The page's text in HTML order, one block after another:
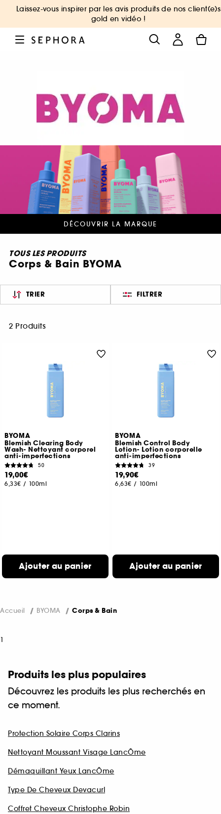
Laissez-vous inspirer par les avis produits de nos client(e)s
gold en vidéo !
DÉCOUVRIR LA MARQUE
TOUS LES PRODUITS
Corps & Bain BYOMA
TRIER FILTRER
2 Produits
BYOMA
Blemish Clearing Body
Wash- Nettoyant corporel
anti-imperfections
50
19,00€
6,33€ / 100ml
Ajouter au panier
BYOMA
Blemish Control Body
Lotion- Lotion corporelle
anti-imperfections
39
19,90€
6,63€ / 100ml
Ajouter au panier
Accueil BYOMA Corps & Bain
1
Produits les plus populaires
Découvrez les produits les plus recherchés en
ce moment.
Protection Solaire Corps Clarins
Nettoyant Moussant Visage LancÔme
Démaquillant Yeux LancÔme
Type De Cheveux Devacurl
Coffret Cheveux Christophe Robin